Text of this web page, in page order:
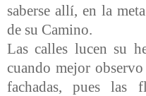
saberse allí, en la
de su Camino.
Las calles lucen su
cuando mejor
fachadas, pues las